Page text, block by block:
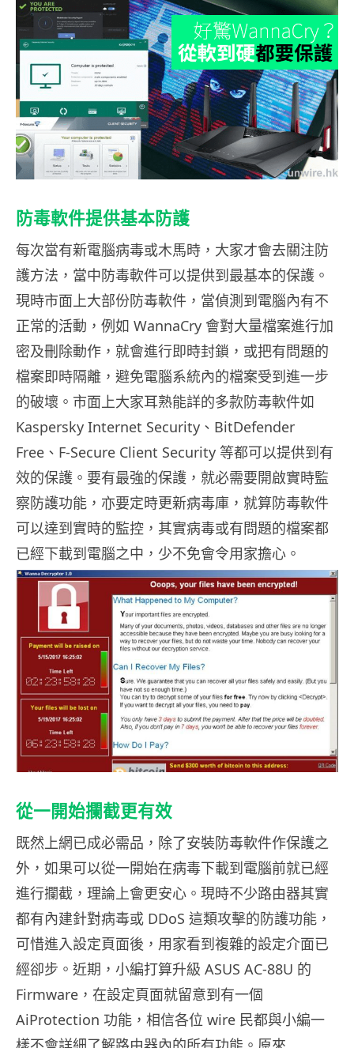
防毒軟件提供基本防護
每次當有新電腦病毒或木馬時，大家才會去關注防
護方法，當中防毒軟件可以提供到最基本的保護。
現時市面上大部份防毒軟件，當偵測到電腦內有不
正常的活動，例如 WannaCry 會對大量檔案進行加
密及刪除動作，就會進行即時封鎖，或把有問題的
檔案即時隔離，避免電腦系統內的檔案受到進一步
的破壞。市面上大家耳熟能詳的多款防毒軟件如
Kaspersky Internet Security、BitDefender
Free、F-Secure Client Security 等都可以提供到有
效的保護。要有最強的保護，就必需要開啟實時監
察防護功能，亦要定時更新病毒庫，就算防毒軟件
可以達到實時的監控，其實病毒或有問題的檔案都
已經下載到電腦之中，少不免會令用家擔心。
從一開始攔截更有效
既然上網已成必需品，除了安裝防毒軟件作保護之
外，如果可以從一開始在病毒下載到電腦前就已經
進行攔截，理論上會更安心。現時不少路由器其實
都有內建針對病毒或 DDoS 這類攻擊的防護功能，
可惜進入設定頁面後，用家看到複雜的設定介面已
經卻步。近期，小編打算升級 ASUS AC-88U 的
Firmware，在設定頁面就留意到有一個
AiProtection 功能，相信各位 wire 民都與小編一